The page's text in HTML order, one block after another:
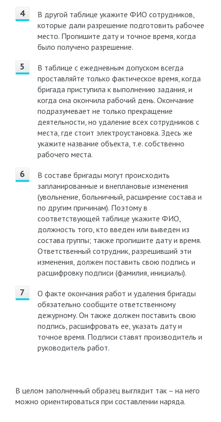
В другой таблице укажите ФИО сотрудников,
которые дали разрешение подготовить рабочее
место. Пропишите дату и точное время, когда
было получено разрешение.
В таблице с ежедневным допуском всегда
проставляйте только фактическое время, когда
бригада приступила к выполнению задания, и
когда она окончила рабочий день. Окончание
подразумевает не только прекращение
деятельности, но удаление всех сотрудников с
места, где стоит электроустановка. Здесь же
укажите название объекта, т.е. собственно
рабочего места.
В составе бригады могут происходить
запланированные и внеплановые изменения
(увольнение, больничный, расширение состава и
по другим причинам). Поэтому в
соответствующей таблице укажите ФИО,
должность того, кто введен или выведен из
состава группы; также пропишите дату и время.
Ответственный сотрудник, разрешивший эти
изменения, должен поставить свою подпись и
расшифровку подписи (фамилия, инициалы).
О факте окончания работ и удаления бригады
обязательно сообщите ответственному
дежурному. Он также должен поставить свою
подпись, расшифровать ее, указать дату и
точное время. Подписи ставят производитель и
руководитель работ.
В целом заполненный образец выглядит так – на него
можно ориентироваться при составлении наряда.